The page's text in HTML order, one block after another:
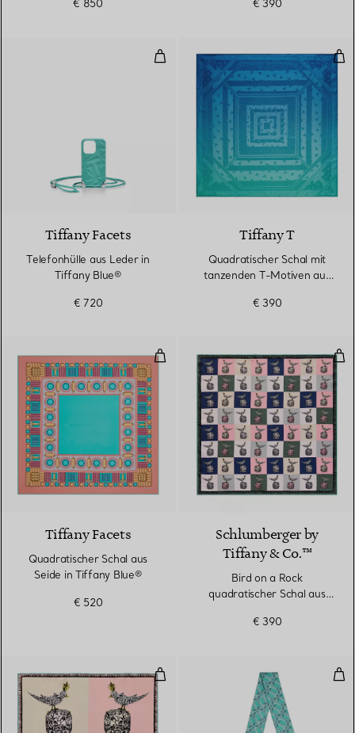
€ 850
€ 390
Telefonhülle aus Leder in
2 Farben
Tiffany Facets
Telefonhülle aus Leder in
Tiffany Blue®
€ 720
Tiffany T
Quadratischer Schal mit
tanzenden T-Motiven aus
€ 390
Quadratischer Schal aus Seide
4 Farben
Tiffany Facets
Quadratischer Schal aus
Seide in Tiffany Blue®
€ 520
Schlumberger by
Tiffany & Co.™
Bird on a Rock
quadratischer Schal aus
€ 390
Bird on a Rock quadratischer